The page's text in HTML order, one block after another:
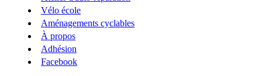
Vélo école
Aménagements cyclables
À propos
Adhésion
Facebook